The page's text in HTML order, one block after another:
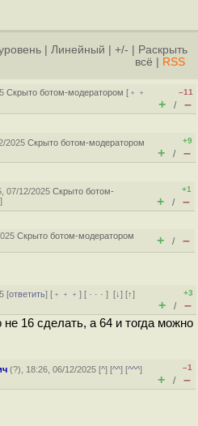
Линейный +/-
Раскрыть
всё
RSS
Скрыто ботом-модератором [ ﹢﹢
–11
+ / –
2025Скрыто ботом-модератором
+9
+ / –
07/12/2025Скрыто ботом-
]
+1
+ / –
Скрыто ботом-модератором
+ / –
[ответить] [ ﹢﹢﹢] [ · · ·][↓] [↑]
+3
+ / –
не 16 сделать, а 64 и тогда можно
(?), 18:26, 06/12/2025 [^] [^^] [^^^]
–1
+ / –